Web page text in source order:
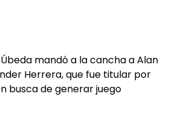
mandó a la cancha a Alan
Herrera, que fue titular por
busca de generar juego